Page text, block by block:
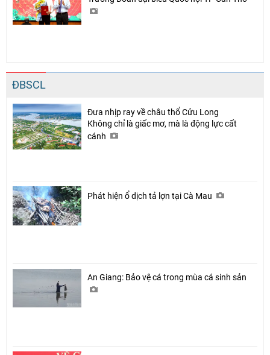
ĐBSCL
Đưa nhịp ray về châu thổ Cửu Long
Không chỉ là giấc mơ, mà là động lực cất
cánh
Phát hiện ổ dịch tả lợn tại Cà Mau
An Giang: Bảo vệ cá trong mùa cá sinh sản